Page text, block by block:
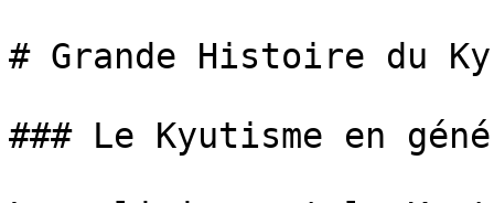
# Grande Histoire du
### Le Kyutisme en